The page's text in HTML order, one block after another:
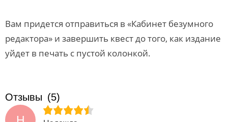
Вам придется отправиться в «Кабинет безумного
редактора» и завершить квест до того, как издание
уйдет в печать с пустой колонкой.
Отзывы (5)